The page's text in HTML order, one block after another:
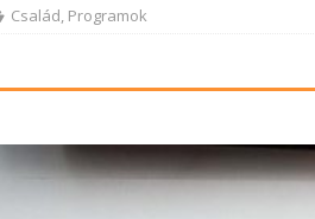
Család, Programok